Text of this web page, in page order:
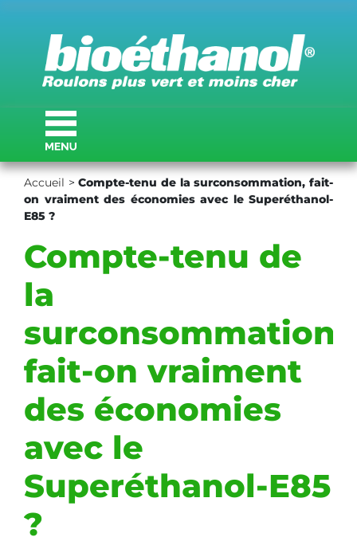
Accueil >Compte-tenu de la surconsommation, fait-
on vraiment des économies avec le Superéthanol-
E85 ?
Compte-tenu de
la
surconsommation,
fait-on vraiment
des économies
avec le
Superéthanol-E85
?